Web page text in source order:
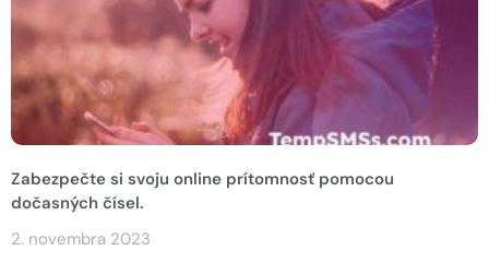
Zabezpečte si svoju online prítomnosť pomocou
dočasných čísel.
2. novembra 2023